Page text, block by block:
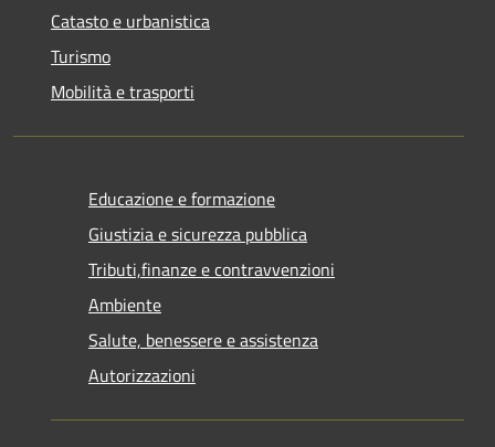
Catasto e urbanistica
Turismo
Mobilità e trasporti
Educazione e formazione
Giustizia e sicurezza pubblica
Tributi,finanze e contravvenzioni
Ambiente
Salute, benessere e assistenza
Autorizzazioni